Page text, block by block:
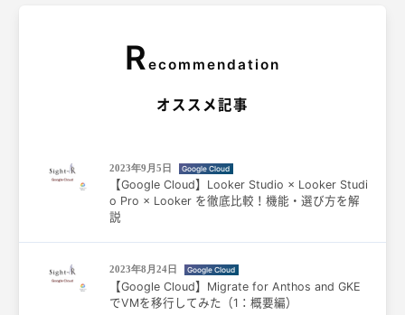
Recommendation
オススメ記事
2023年9月5日 Google Cloud
【Google Cloud】Looker Studio × Looker Studi
o Pro × Looker を徹底比較！機能・選び方を解
説
2023年8月24日 Google Cloud
【Google Cloud】Migrate for Anthos and GKE
でVMを移行してみた（1：概要編）